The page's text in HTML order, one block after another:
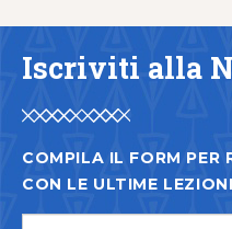
Iscriviti alla
COMPILA IL FORM PER
CON LE ULTIME